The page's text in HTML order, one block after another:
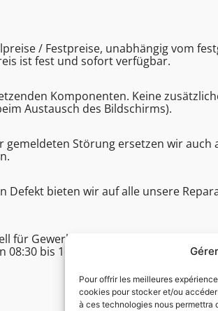
Pour offrir les meilleures
cookies pour stocker et/ou
à ces technologies nous permettra
/ Festpreise, unabhängig vom
ist fest und sofort verfügbar.
Komponenten. Keine
Austausch des Bildschirms).
gemeldeten Störung ersetzen wir auch
Defekt bieten wir auf alle unsere
für Gewerbetreibende
bis 16:45.